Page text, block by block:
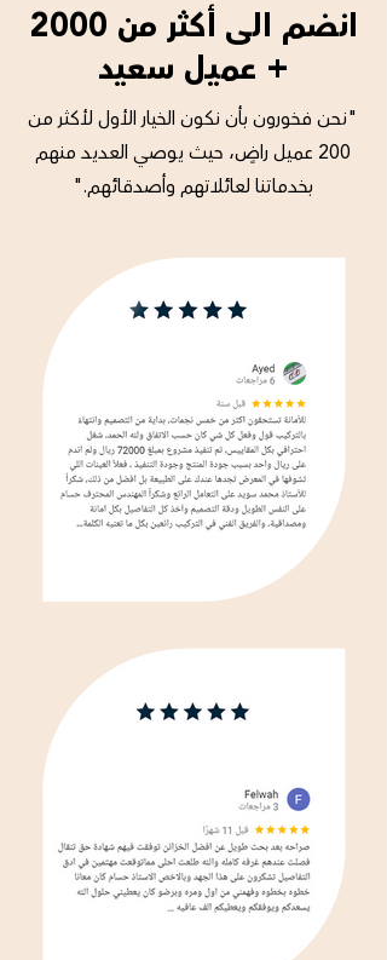
انضم الى أكثر من 2000
+ عميل سعيد
"نحن فخورون بأن نكون الخيار الأول لأكثر من
200 عميل راضٍ، حيث يوصي العديد منهم
بخدماتنا لعائلاتهم وأصدقائهم."